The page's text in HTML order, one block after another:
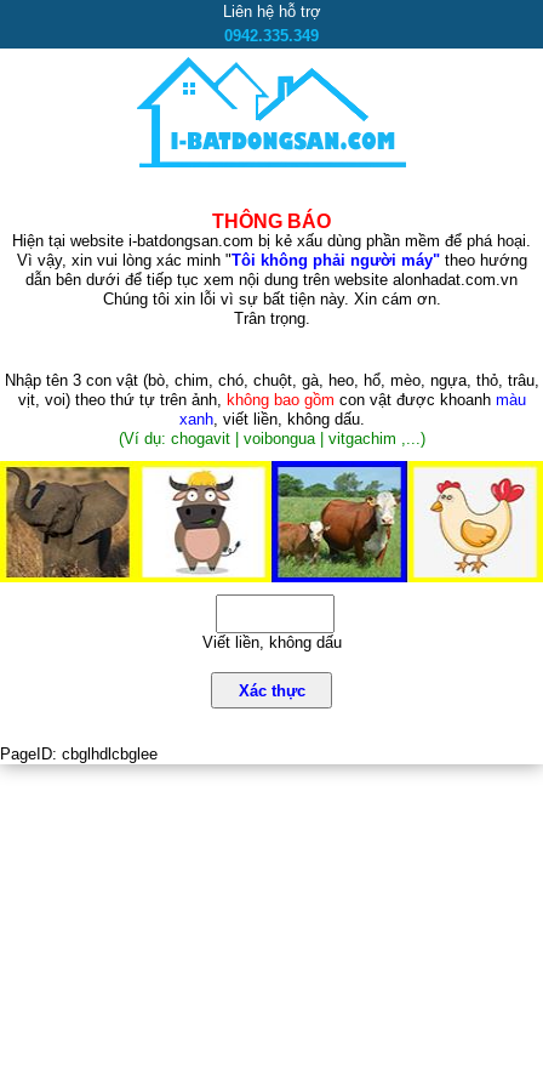
Liên hệ hỗ trợ
0942.335.349
THÔNG BÁO
Hiện tại website i-batdongsan.com bị kẻ xấu dùng phần mềm để phá hoại.
Vì vậy, xin vui lòng xác minh "Tôi không phải người máy"theo hướng
dẫn bên dưới để tiếp tục xem nội dung trên website alonhadat.com.vn
Chúng tôi xin lỗi vì sự bất tiện này. Xin cám ơn.
Trân trọng.
Nhập tên 3 con vật (bò, chim, chó, chuột, gà, heo, hổ, mèo, ngựa, thỏ, trâu,
vịt, voi)theo thứ tự trên ảnh, không bao gồm con vật được khoanh màu
xanh, viết liền, không dấu.
(Ví dụ: chogavit | voibongua | vitgachim ,...)
Viết liền, không dấu
Xác thực
PageID: cbglhdlcbglee